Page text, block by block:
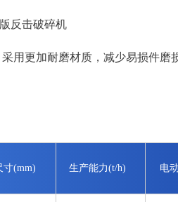
反击破碎机
用更加耐磨材质，减少易损件磨
寸(mm) 生产能力(t/h) 电